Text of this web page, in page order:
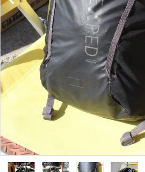
店舗情報
POLICY
INFORMATION
ACCOUNT MENU
ようこそ ゲスト 様
新規会員登録